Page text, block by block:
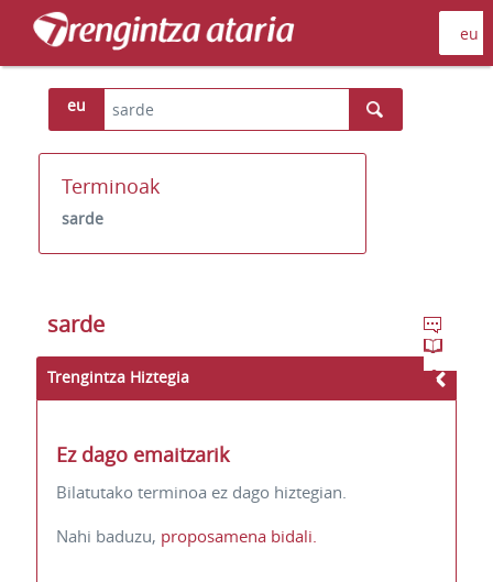
eu
Terminoak
sarde
sarde
Trengintza Hiztegia
Ez dago emaitzarik
Bilatutako terminoa ez dago hiztegian.
Nahi baduzu, proposamena bidali.